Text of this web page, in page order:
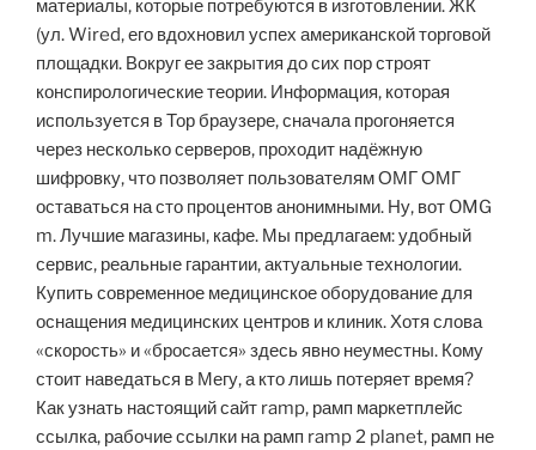
материалы, которые потребуются в изготовлении. ЖК
(ул. Wired, его вдохновил успех американской торговой
площадки. Вокруг ее закрытия до сих пор строят
конспирологические теории. Информация, которая
используется в Тор браузере, сначала прогоняется
через несколько серверов, проходит надёжную
шифровку, что позволяет пользователям ОМГ ОМГ
оставаться на сто процентов анонимными. Ну, вот OMG
m. Лучшие магазины, кафе. Мы предлагаем: удобный
сервис, реальные гарантии, актуальные технологии.
Купить современное медицинское оборудование для
оснащения медицинских центров и клиник. Хотя слова
«скорость» и «бросается» здесь явно неуместны. Кому
стоит наведаться в Мегу, а кто лишь потеряет время?
Как узнать настоящий сайт ramp, рамп маркетплейс
ссылка, рабочие ссылки на рамп ramp 2 planet, рамп не